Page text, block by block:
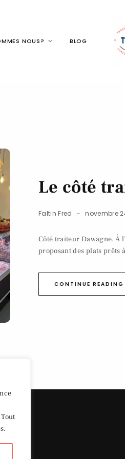
NOUS? BLOG
Le côté
Faltin Fred novembre
Côté traiteur Dawagne. À
proposant des plats prêts
CONTINUE READING